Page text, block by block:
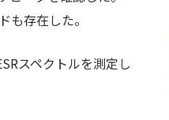
も存在した。
スペクトルを測定し